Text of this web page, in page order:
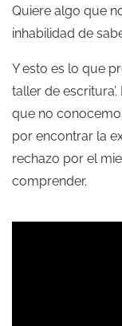
Quiere algo que
inhabilidad de
Y esto es lo que
taller de
que no
por encontrar la
rechazo por el
comprender.